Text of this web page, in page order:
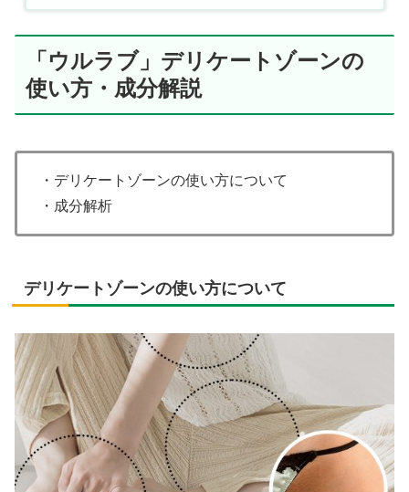
「ウルラブ」デリケートゾーンの
使い方・成分解説
・デリケートゾーンの使い方について
・成分解析
デリケートゾーンの使い方について